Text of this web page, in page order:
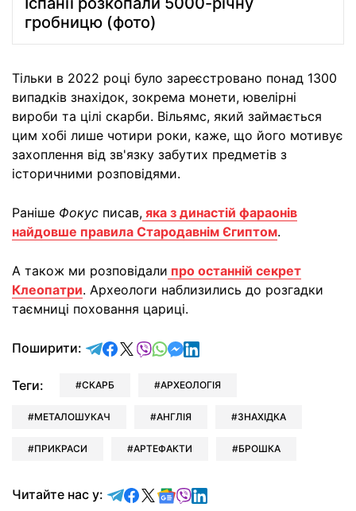
гробницю (фото)
Тільки в 2022 році було зареєстровано понад 1300
випадків знахідок, зокрема монети, ювелірні
вироби та цілі скарби. Вільямс, який займається
цим хобі лише чотири роки, каже, що його мотивує
захоплення від зв'язку забутих предметів з
історичними розповідями.
Раніше Фокус писав, яка з династій фараонів
найдовше правила Стародавнім Єгиптом.
А також ми розповідали про останній секрет
Клеопатри. Археологи наблизились до розгадки
таємниці поховання цариці.
Поширити: відправити у Telegram
поділитись у Facebook
поділитись у X
відправити у Viber
відправити у Whatsapp
відправити у Messenger
відправити у LinkedIn
Теги: СКАРБ АРХЕОЛОГІЯ
МЕТАЛОШУКАЧ АНГЛІЯ ЗНАХІДКА
ПРИКРАСИ АРТЕФАКТИ БРОШКА
Читайте нас у: Читайте у Telegram
Читайте у Facebook
Читайте у X
Читайте у Google news
Читайте у Viber
Читайте у LinkedIn